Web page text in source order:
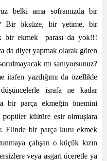
belki ama soframızda bir
Bir öksüze, bir yetime, bir
bir ekmek parası da yok!!!
da diyet yapmak olarak gören
mı sanıyorsunuz?
itafen yazdığımı da özellikle
israfa ne kadar
bir parça ekmeğin önemini
popüler kültüre esir olmuşlara
Elinde bir parça kuru ekmek
çalışan o küçük kızın
veya asgari üceretle ya